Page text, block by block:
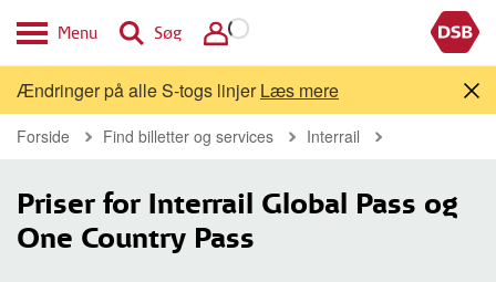
Menu Søg
Ændringer på alle S-togs linjerLæs mere
Forside Find billetter og services Interrail
Priser for Interrail Global Pass og
One Country Pass